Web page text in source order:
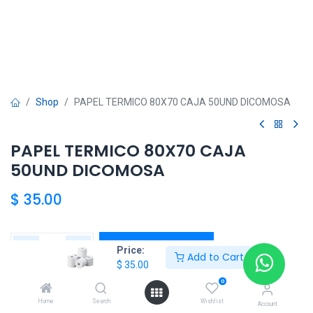
Price:
$ 35.00
Add to Cart
Home Search
0
Wishlist Account
Shop PAPEL TERMICO 80X70 CAJA 50UND DICOMOSA
PAPEL TERMICO 80X70 CAJA
50UND DICOMOSA
$ 35.00
Add to Cart
Agregar a la lista de deseos